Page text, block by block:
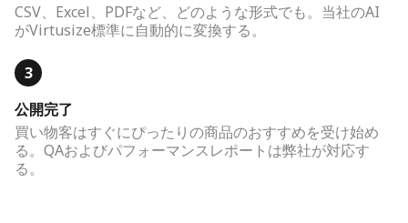
CSV、Excel、PDFなど、どのような形式でも。当社のAI
がVirtusize標準に自動的に変換する。
3
公開完了
買い物客はすぐにぴったりの商品のおすすめを受け始め
る。QAおよびパフォーマンスレポートは弊社が対応す
る。